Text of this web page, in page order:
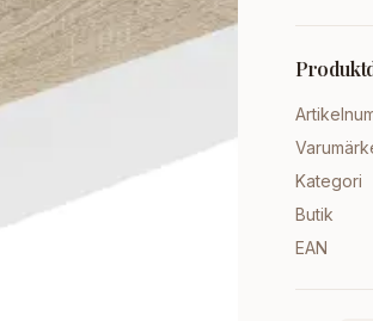
Kategori
Butik
EAN